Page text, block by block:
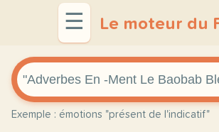
☰ Le moteur du
Exemple : émotions "présent de l'indicatif"